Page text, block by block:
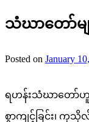
သံဃာတော်မျ
Posted on January
ရဟန်းသံဃာတော်ဟူသ
စွာကျင့်ခြင်း၊ ကုသို